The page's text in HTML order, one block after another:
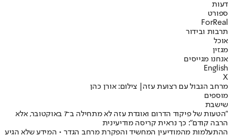
דעות
ספורט
ForReal
תרבות ובידור
אוכל
מגזין
אנחנו מגייסים
English
X
מרחב הגבול עם רצועת עזה| צילום: אורן כהן
מוספים
שישבת
"הטעות של פיקוד הדרום ואוגדת עזה לא מתחילה ב־7 באוקטובר, אלא
הרבה קודם": כך נראית קריסה מודיעינית
ההתעלמות מהמודיעין המחשיד והפקרת מרחב הגדר • המידע שלא הגיע